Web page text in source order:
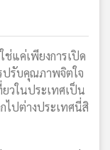
แค่เพียงการเปิด
ปรับคุณภาพจิตใจ
ยวในประเทศเป็น
ไปต่างประเทศนี่สิ